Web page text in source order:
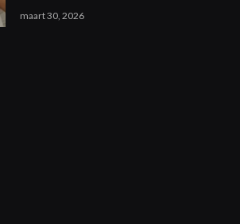
maart 30, 2026